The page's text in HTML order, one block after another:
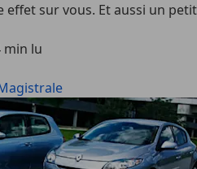
effet sur vous. Et aussi un petit
min lu